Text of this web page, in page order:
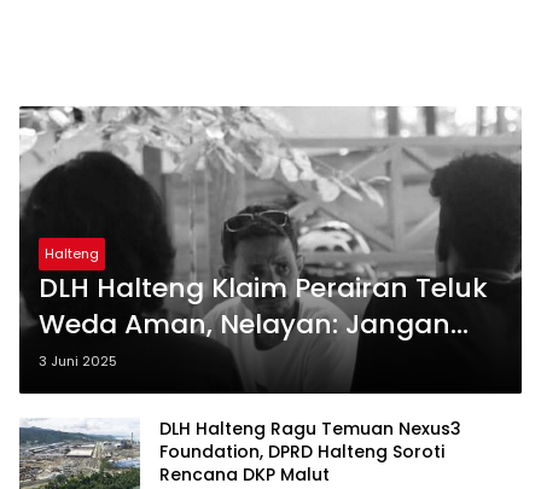
Halteng
DLH Halteng Klaim Perairan Teluk
Weda Aman, Nelayan: Jangan
Hanya Bantah, Turun Publikasi
Hasil Riset
3 Juni 2025
DLH Halteng Ragu Temuan Nexus3
Foundation, DPRD Halteng Soroti
Rencana DKP Malut